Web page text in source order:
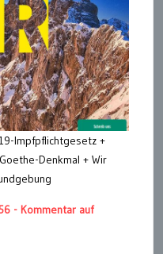
Impfpflichtgesetz +
Denkmal + Wir
- Kommentar auf